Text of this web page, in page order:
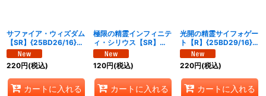
サファイア・ウィズダム
【SR】{25BD26/16}
《多》
220円(税込)
カートに入れる
極限の精霊インフィニテ
ィ・シリウス【SR】
{25BD27/16}《多》
120円(税込)
カートに入れる
光開の精霊サイフォゲー
ト【R】{25BD29/16}
《光》
220円(税込)
カートに入れる